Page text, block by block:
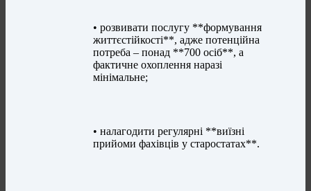
• розвивати послугу **формування
життєстійкості**, адже потенційна
потреба – понад **700 осіб**, а
фактичне охоплення наразі
мінімальне;
• налагодити регулярні **виїзні
прийоми фахівців у старостатах**.